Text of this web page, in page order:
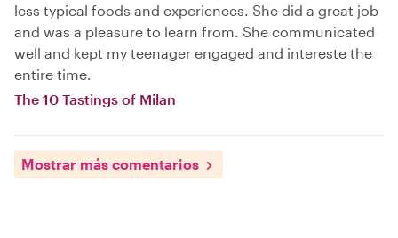
less typical foods and experiences. She did a great job
and was a pleasure to learn from. She communicated
well and kept my teenager engaged and intereste the
entire time.
The 10 Tastings of Milan
Mostrar más comentarios